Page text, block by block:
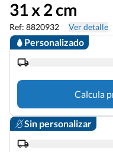
31 x 2 cm
Ref: 8820932 Ver detalle
Personalizado
Calcula
Sin personalizar